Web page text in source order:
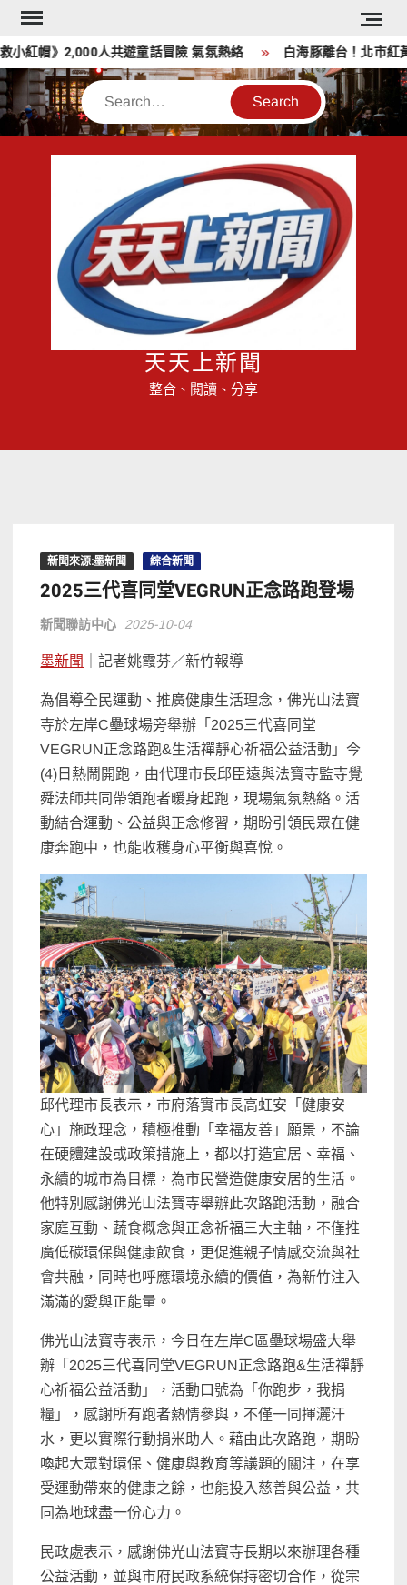
Skip
content
紅帽》2,000人共遊童話冒險 氣氛熱絡 白海豚離台！北市紅
Search
天天上新聞
整合、閱讀、分享
新聞來源:墨新聞 綜合新聞
2025三代喜同堂VEGRUN正念路跑登場
新聞聯訪中心 2025-10-04
墨新聞 ｜記者姚霞芬／新竹報導
為倡導全民運動、推廣健康生活理念，佛光山法寶
寺於左岸C壘球場旁舉辦「2025三代喜同堂
VEGRUN正念路跑&生活禪靜心祈福公益活動」今
(4)日熱鬧開跑，由代理市長邱臣遠與法寶寺監寺覺
舜法師共同帶領跑者暖身起跑，現場氣氛熱絡。活
動結合運動、公益與正念修習，期盼引領民眾在健
康奔跑中，也能收穫身心平衡與喜悅。
邱代理市長表示，市府落實市長高虹安「健康安
心」施政理念，積極推動「幸福友善」願景，不論
在硬體建設或政策措施上，都以打造宜居、幸福、
永續的城市為目標，為市民營造健康安居的生活。
他特別感謝佛光山法寶寺舉辦此次路跑活動，融合
家庭互動、蔬食概念與正念祈福三大主軸，不僅推
廣低碳環保與健康飲食，更促進親子情感交流與社
會共融，同時也呼應環境永續的價值，為新竹注入
滿滿的愛與正能量。
佛光山法寶寺表示，今日在左岸C區壘球場盛大舉
辦「2025三代喜同堂VEGRUN正念路跑&生活禪靜
心祈福公益活動」，活動口號為「你跑步，我捐
糧」，感謝所有跑者熱情參與，不僅一同揮灑汗
水，更以實際行動捐米助人。藉由此次路跑，期盼
喚起大眾對環保、健康與教育等議題的關注，在享
受運動帶來的健康之餘，也能投入慈善與公益，共
同為地球盡一份心力。
民政處表示，感謝佛光山法寶寺長期以來辦理各種
公益活動，並與市府民政系統保持密切合作，從宗